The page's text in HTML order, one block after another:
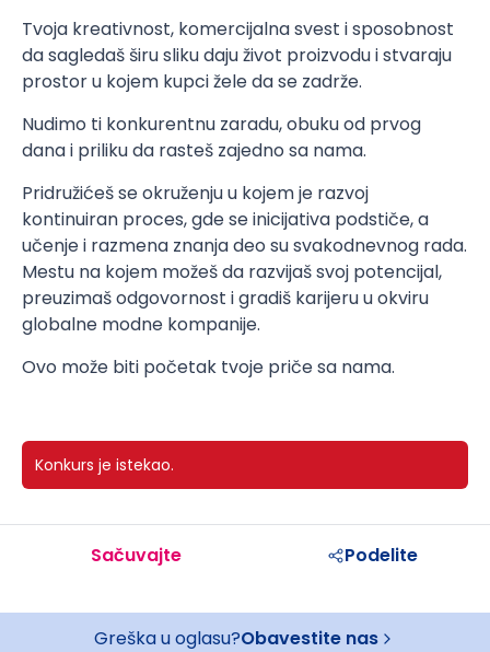
Tvoja kreativnost, komercijalna svest i sposobnost
da sagledaš širu sliku daju život proizvodu i stvaraju
prostor u kojem kupci žele da se zadrže.
Nudimo ti konkurentnu zaradu, obuku od prvog
dana i priliku da rasteš zajedno sa nama.
Pridružićeš se okruženju u kojem je razvoj
kontinuiran proces, gde se inicijativa podstiče, a
učenje i razmena znanja deo su svakodnevnog rada.
Mestu na kojem možeš da razvijaš svoj potencijal,
preuzimaš odgovornost i gradiš karijeru u okviru
globalne modne kompanije.
Ovo može biti početak tvoje priče sa nama.
Konkurs je istekao.
Sačuvajte Podelite
Greška u oglasu?Obavestite nas